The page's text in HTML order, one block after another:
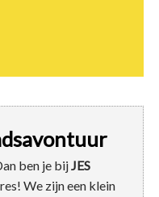
ben je bijJES
We zijn een klein